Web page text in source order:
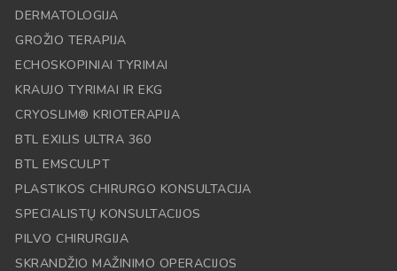
DERMATOLOGIJA
GROŽIO TERAPIJA
ECHOSKOPINIAI TYRIMAI
KRAUJO TYRIMAI IR EKG
CRYOSLIM® KRIOTERAPIJA
BTL EXILIS ULTRA 360
BTL EMSCULPT
PLASTIKOS CHIRURGO KONSULTACIJA
SPECIALISTŲ KONSULTACIJOS
PILVO CHIRURGIJA
SKRANDŽIO MAŽINIMO OPERACIJOS